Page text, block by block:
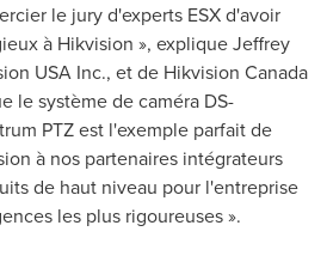
le jury d'experts ESX d'avoir
à Hikvision », expliqueJeffrey
USA Inc., et de Hikvision Canada
le système de caméra DS-
PTZ est l'exemple parfait de
à nos partenaires intégrateurs
de haut niveau pour l'entreprise
les plus rigoureuses ».